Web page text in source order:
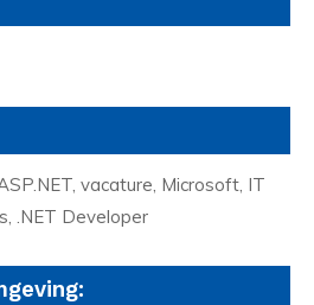
vacature, Microsoft, IT
.NET Developer